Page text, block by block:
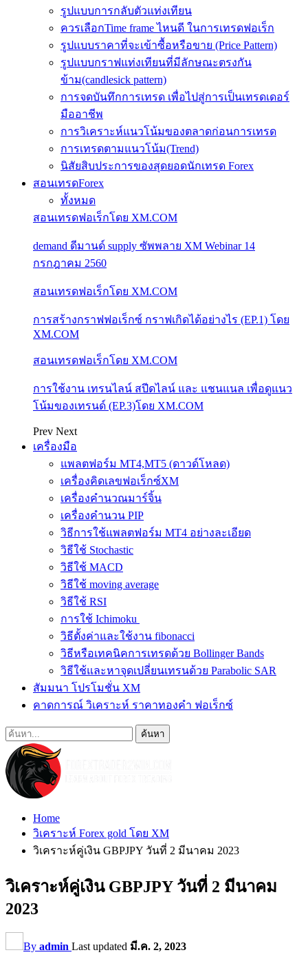
รูปแบบการกลับตัวแท่งเทียน
ควรเลือกTime frame ไหนดี ในการเทรดฟอเร็ก
รูปแบบราคาที่จะเข้าซื้อหรือขาย (Price Pattern)
รูปแบบกราฟแท่งเทียนที่มีลักษณะตรงกัน
ข้าม(candlesick pattern)
การจดบันทึกการเทรด เพื่อไปสู่การเป็นเทรดเดอร์
มืออาชีพ
การวิเคราะห์แนวโน้มของตลาดก่อนการเทรด
การเทรดตามแนวโน้ม(Trend)
นิสัยสิบประการของสุดยอดนักเทรด Forex
สอนเทรดForex
ทั้งหมด
สอนเทรดฟอเร็กโดย XM.COM
demand ดีมานด์ supply ซัพพลาย XM Webinar 14
กรกฎาคม 2560
สอนเทรดฟอเร็กโดย XM.COM
การสร้างกราฟฟอเร็กซ์ กราฟเกิดได้อย่างไร (EP.1) โดย
XM.COM
สอนเทรดฟอเร็กโดย XM.COM
การใช้งาน เทรนไลน์ สปีดไลน์ และ แชนแนล เพื่อดูแนว
โน้มของเทรนด์ (EP.3)โดย XM.COM
Prev Next
เครื่องมือ
แพลตฟอร์ม MT4,MT5 (ดาวด์โหลด)
เครื่องคิดเลขฟอเร็กซ์XM
เครื่องคำนวณมาร์จิ้น
เครื่องคำนวน PIP
วิธีการใช้แพลตฟอร์ม MT4 อย่างละเอียด
วิธีใช้ Stochastic
วิธีใช้ MACD
วิธีใช้ moving average
วิธีใช้ RSI
การใช้ Ichimoku
วิธีตั้งค่าและใช้งาน fibonacci
วิธีหรือเทคนิคการเทรดด้วย Bollinger Bands
วิธีใช้และหาจุดเปลี่ยนเทรนด้วย Parabolic SAR
สัมมนา โปรโมชั่น XM
คาดการณ์ วิเคราะห์ ราคาทองคำ ฟอเร็กซ์
Home
วิเคราะห์ Forex gold โดย XM
วิเคราะห์คู่เงิน GBPJPY วันที่ 2 มีนาคม 2023
วิเคราะห์คู่เงิน GBPJPY วันที่ 2 มีนาคม
2023
By admin Last updated มี.ค. 2, 2023